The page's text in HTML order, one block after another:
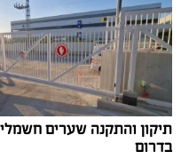
במסגרת העבודות באולם
האקוסטית, פירוק
המבנה, החלפת הגג כולו
ומתקדמת
לקראת פתיחת שנת
ממשיכה להשקיע בשדרוג
תיקון והתקנה שערים
בדרום